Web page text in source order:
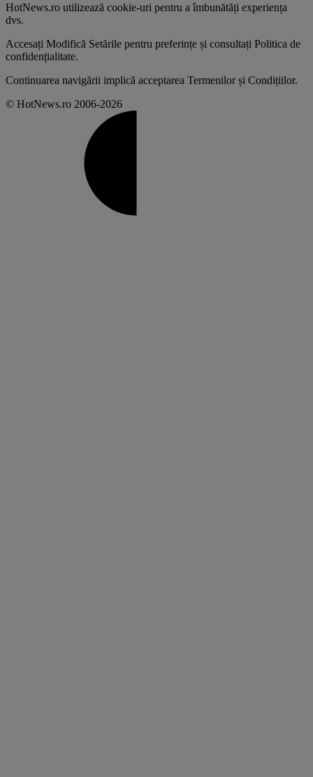
HotNews.ro utilizează cookie-uri pentru a îmbunătăți experiența
dvs.
Accesați Modifică Setările pentru preferințe și consultați Politica de
confidențialitate.
Continuarea navigării implică acceptarea Termenilor și Condițiilor.
© HotNews.ro 2006-2026